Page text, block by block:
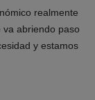
realmente
abriendo paso
y estamos